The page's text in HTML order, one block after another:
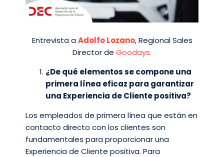
Entrevista a Adolfo Lozano, Regional Sales
Director de Goodays.
¿De qué elementos se compone una
primera línea eficaz para garantizar
una Experiencia de Cliente positiva?
Los empleados de primera línea que están en
contacto directo con los clientes son
fundamentales para proporcionar una
Experiencia de Cliente positiva. Para